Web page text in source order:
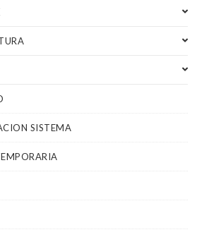
SISTEMA